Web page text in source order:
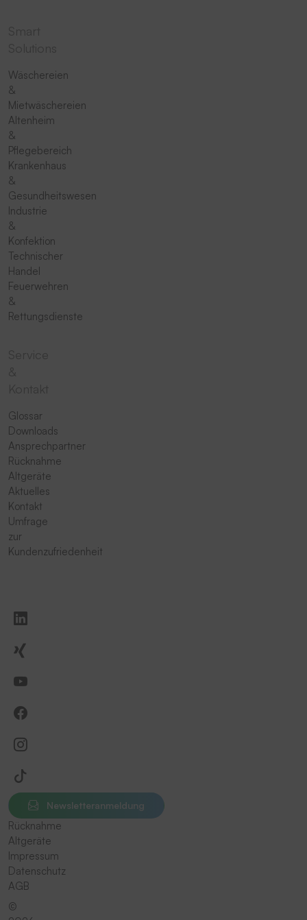
Wäschereien
&
Mietwäschereien
Altenheim
&
Pflegebereich
Krankenhaus
&
Gesundheitswesen
Industrie
&
Konfektion
Technischer
Handel
Feuerwehren
&
Rettungsdienste
Glossar
Downloads
Ansprechpartner
Rücknahme
Altgeräte
Aktuelles
Kontakt
Umfrage
zur
Kundenzufriedenheit
Newsletteranmeldung
Rücknahme
Altgeräte
Impressum
Datenschutz
AGB
©